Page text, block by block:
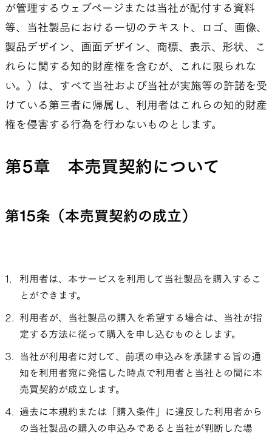
が管理するウェブページまたは当社が配付する資料
等、当社製品における一切のテキスト、ロゴ、画像、
製品デザイン、画面デザイン、商標、表示、形状、こ
れらに関する知的財産権を含むが、これに限られな
い。）は、すべて当社および当社が実施等の許諾を受
けている第三者に帰属し、利用者はこれらの知的財産
権を侵害する行為を行わないものとします。
第5章 本売買契約について
第15条（本売買契約の成立）
利用者は、本サービスを利用して当社製品を購入するこ
とができます。
利用者が、当社製品の購入を希望する場合は、当社が指
定する方法に従って購入を申し込むものとします。
当社が利用者に対して、前項の申込みを承諾する旨の通
知を利用者宛に発信した時点で利用者と当社との間に本
売買契約が成立します。
過去に本規約または「購入条件」に違反した利用者から
の当社製品の購入の申込みであると当社が判断した場